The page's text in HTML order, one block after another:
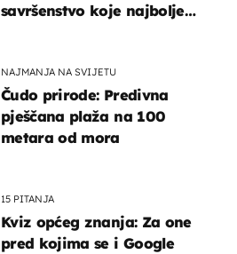
savršenstvo koje najbolje
NAJMANJA NA SVIJETU
Čudo prirode: Predivna
pješčana plaža na 100
metara od mora
15 PITANJA
Kviz općeg znanja: Za one
pred kojima se i Google